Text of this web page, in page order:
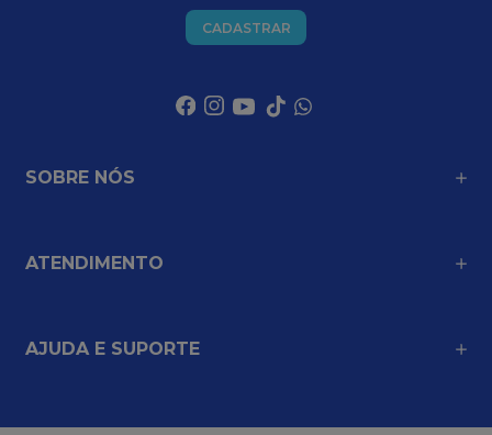
CADASTRAR
SOBRE NÓS
ATENDIMENTO
AJUDA E SUPORTE